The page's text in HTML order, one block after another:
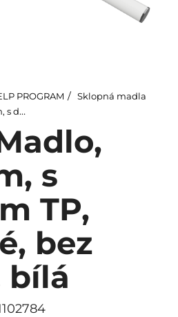
PROGRAM
Sklopná madla
bílá
s
TP,
bez
bílá